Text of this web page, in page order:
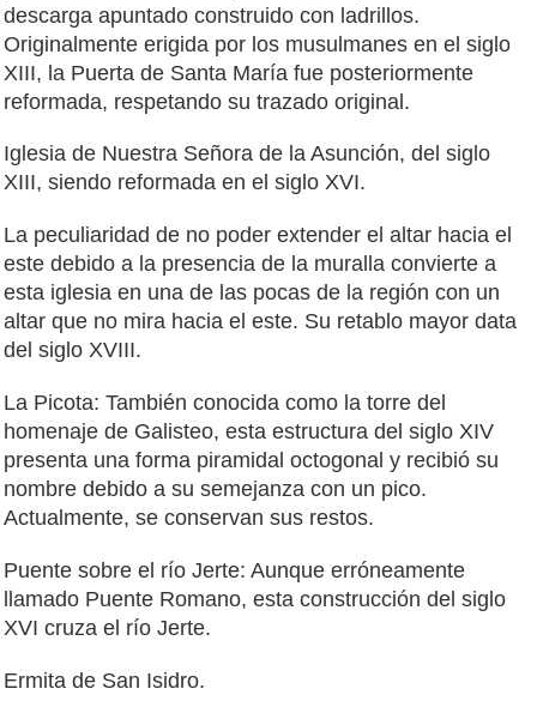
descarga apuntado construido con ladrillos.
Originalmente erigida por los musulmanes en el siglo
XIII, la Puerta de Santa María fue posteriormente
reformada, respetando su trazado original.
Iglesia de Nuestra Señora de la Asunción, del siglo
XIII, siendo reformada en el siglo XVI.
La peculiaridad de no poder extender el altar hacia el
este debido a la presencia de la muralla convierte a
esta iglesia en una de las pocas de la región con un
altar que no mira hacia el este. Su retablo mayor data
del siglo XVIII.
La Picota: También conocida como la torre del
homenaje de Galisteo, esta estructura del siglo XIV
presenta una forma piramidal octogonal y recibió su
nombre debido a su semejanza con un pico.
Actualmente, se conservan sus restos.
Puente sobre el río Jerte: Aunque erróneamente
llamado Puente Romano, esta construcción del siglo
XVI cruza el río Jerte.
Ermita de San Isidro.